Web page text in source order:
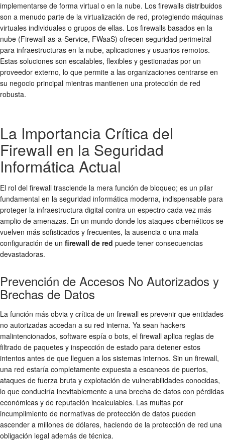
implementarse de forma virtual o en la nube. Los firewalls distribuidos
son a menudo parte de la virtualización de red, protegiendo máquinas
virtuales individuales o grupos de ellas. Los firewalls basados en la
nube (Firewall-as-a-Service, FWaaS) ofrecen seguridad perimetral
para infraestructuras en la nube, aplicaciones y usuarios remotos.
Estas soluciones son escalables, flexibles y gestionadas por un
proveedor externo, lo que permite a las organizaciones centrarse en
su negocio principal mientras mantienen una protección de red
robusta.
La Importancia Crítica del
Firewall en la Seguridad
Informática Actual
El rol del firewall trasciende la mera función de bloqueo; es un pilar
fundamental en la seguridad informática moderna, indispensable para
proteger la infraestructura digital contra un espectro cada vez más
amplio de amenazas. En un mundo donde los ataques cibernéticos se
vuelven más sofisticados y frecuentes, la ausencia o una mala
configuración de un firewall de red puede tener consecuencias
devastadoras.
Prevención de Accesos No Autorizados y
Brechas de Datos
La función más obvia y crítica de un firewall es prevenir que entidades
no autorizadas accedan a su red interna. Ya sean hackers
malintencionados, software espía o bots, el firewall aplica reglas de
filtrado de paquetes y inspección de estado para detener estos
intentos antes de que lleguen a los sistemas internos. Sin un firewall,
una red estaría completamente expuesta a escaneos de puertos,
ataques de fuerza bruta y explotación de vulnerabilidades conocidas,
lo que conduciría inevitablemente a una brecha de datos con pérdidas
económicas y de reputación incalculables. Las multas por
incumplimiento de normativas de protección de datos pueden
ascender a millones de dólares, haciendo de la protección de red una
obligación legal además de técnica.